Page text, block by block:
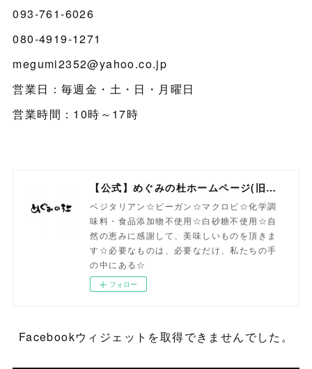
093-761-6026
080-4919-1271
megumi2352@yahoo.co.jp
営業日：毎週金・土・日・月曜日
営業時間：10時～17時
【公式】めぐみの杜ホームページ(旧自然食工房）
ベジタリアン☆ビーガン☆マクロビ☆化学調
味料・食品添加物不使用☆白砂糖不使用☆自
然の恵みに感謝して、美味しいものを頂きま
す☆必要なものは、必要なだけ、私たちの手
の中にある☆
フォロー
Facebookウィジェットを取得できませんでした。